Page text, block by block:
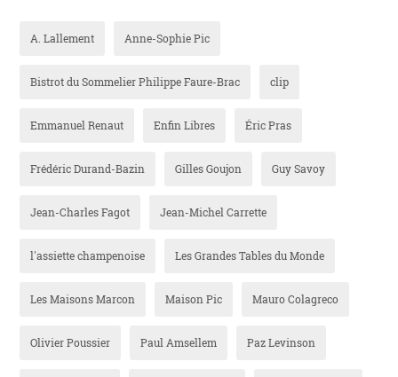
A. Lallement Anne-Sophie Pic
Bistrot du Sommelier Philippe Faure-Brac clip
Emmanuel Renaut Enfin Libres Éric Pras
Frédéric Durand-Bazin Gilles Goujon Guy Savoy
Jean-Charles Fagot Jean-Michel Carrette
l'assiette champenoise Les Grandes Tables du Monde
Les Maisons Marcon Maison Pic Mauro Colagreco
Olivier Poussier Paul Amsellem Paz Levinson